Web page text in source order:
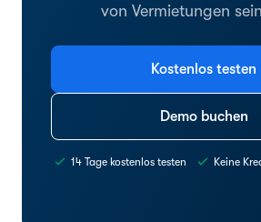
von Vermietungen
Kostenlos testen
Demo buchen
14 Tage kostenlos testen Keine